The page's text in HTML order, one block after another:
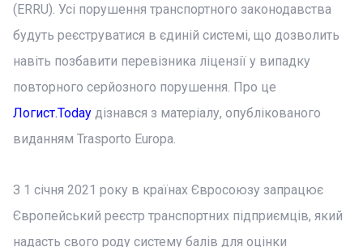
(ERRU). Усі порушення транспортного законодавства
будуть реєструватися в єдиній системі, що дозволить
навіть позбавити перевізника ліцензії у випадку
повторного серйозного порушення. Про це
Логист.Today дізнався з матеріалу, опублікованого
виданням Trasporto Europa.
З 1 січня 2021 року в країнах Євросоюзу запрацює
Європейський реєстр транспортних підприємців, який
надасть свого роду систему балів для оцінки